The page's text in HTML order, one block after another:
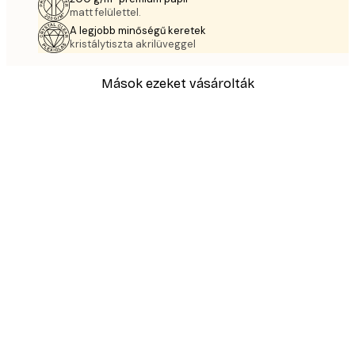
matt felülettel.
A legjobb minőségű keretek
kristálytiszta akrilüveggel
Mások ezeket vásárolták